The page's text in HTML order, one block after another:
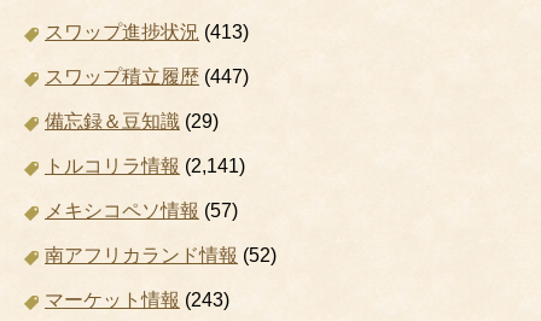
スワップ進捗状況 (413)
スワップ積立履歴 (447)
備忘録＆豆知識 (29)
トルコリラ情報 (2,141)
メキシコペソ情報 (57)
南アフリカランド情報 (52)
マーケット情報 (243)